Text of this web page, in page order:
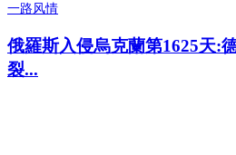
一路风情
俄羅斯入侵烏克蘭第1625天:
裂...